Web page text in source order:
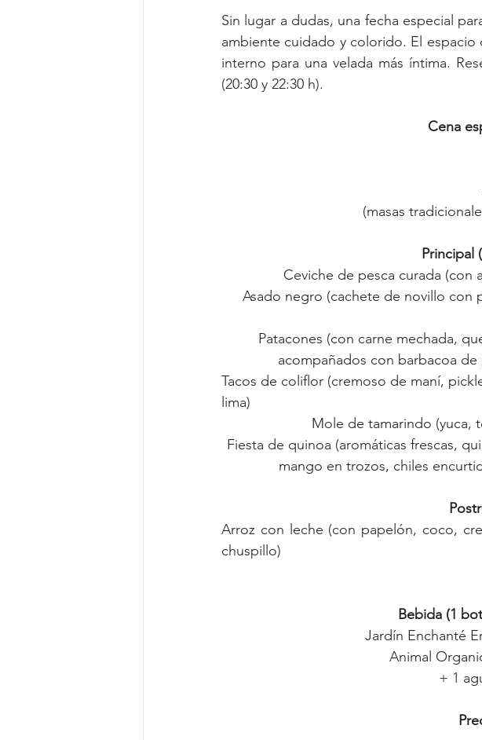
Sin lugar a dudas, una fecha especial
ambiente cuidado y colorido. El
interno para una velada más íntima.
(20:30 y 22:30 h).
Cena
(masas
Principal
Ceviche de pesca curada (con
Asado negro (cachete de novillo con
Patacones (con carne mechada,
acompañados con barbacoa
Tacos de coliflor (cremoso de maní,
lima)
Mole de tamarindo (yuca,
Fiesta de quinoa (aromáticas frescas,
mango en trozos, chiles
Arroz con leche (con papelón, coco,
chuspillo)
Bebida (1
Jardín Enchanté
Animal
+ 1